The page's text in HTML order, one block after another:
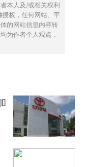
本人及/或相关权利
授权，任何网站、平
的网站信息内容转
为作者个人观点，